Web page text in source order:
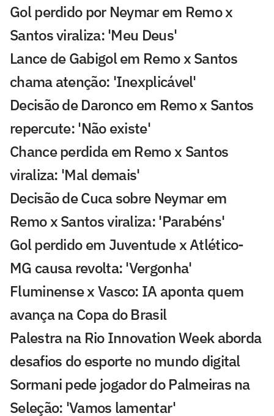
Gol perdido por Neymar em Remo x
Santos viraliza: 'Meu Deus'
Lance de Gabigol em Remo x Santos
chama atenção: 'Inexplicável'
Decisão de Daronco em Remo x Santos
repercute: 'Não existe'
Chance perdida em Remo x Santos
viraliza: 'Mal demais'
Decisão de Cuca sobre Neymar em
Remo x Santos viraliza: 'Parabéns'
Gol perdido em Juventude x Atlético-
MG causa revolta: 'Vergonha'
Fluminense x Vasco: IA aponta quem
avança na Copa do Brasil
Palestra na Rio Innovation Week aborda
desafios do esporte no mundo digital
Sormani pede jogador do Palmeiras na
Seleção: 'Vamos lamentar'